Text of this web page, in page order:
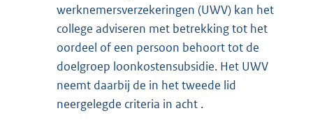
werknemersverzekeringen (UWV) kan het
college adviseren met betrekking tot het
oordeel of een persoon behoort tot de
doelgroep loonkostensubsidie. Het UWV
neemt daarbij de in het tweede lid
neergelegde criteria in acht .